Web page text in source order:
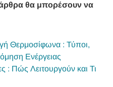
θα μπορέσουν να
Θερμοσίφωνα : Τύποι,
Ενέργειας
: Πώς Λειτουργούν και Τι